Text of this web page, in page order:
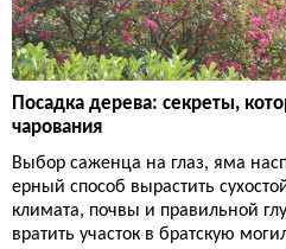
Посадка дерева: секреты,
чарования
Выбор саженца на глаз, яма
ерный способ вырастить
климата, почвы и правильной
вратить участок в братскую